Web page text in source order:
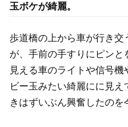
玉ボケが綺麗。
歩道橋の上から車が行き
が、手前の手すりにピン
見える車のライトや信号
ビー玉みたい綺麗にに見
きはずいぶん興奮したのを